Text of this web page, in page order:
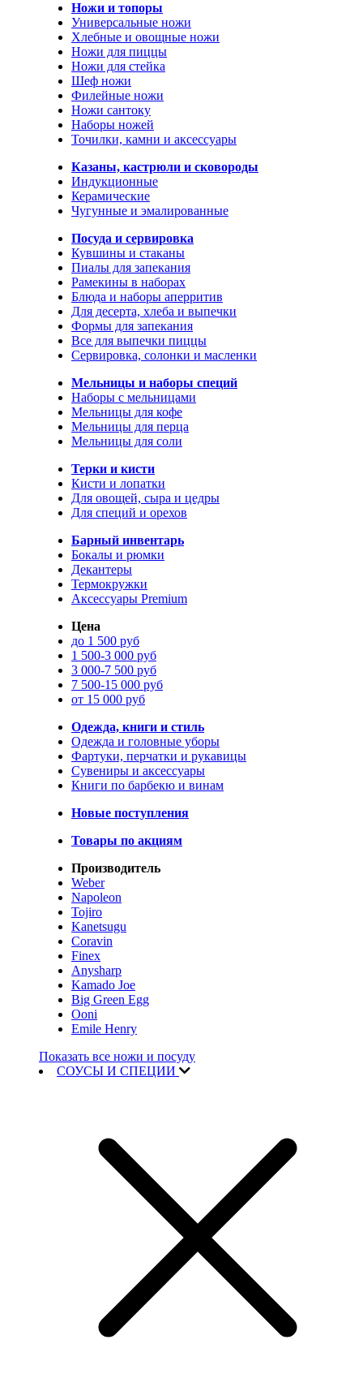
Ножи и топоры
Универсальные ножи
Хлебные и овощные ножи
Ножи для пиццы
Ножи для стейка
Шеф ножи
Филейные ножи
Ножи сантоку
Наборы ножей
Точилки, камни и аксессуары
Казаны, кастрюли и сковороды
Индукционные
Керамические
Чугунные и эмалированные
Посуда и сервировка
Кувшины и стаканы
Пиалы для запекания
Рамекины в наборах
Блюда и наборы аперритив
Для десерта, хлеба и выпечки
Формы для запекания
Все для выпечки пиццы
Сервировка, солонки и масленки
Мельницы и наборы специй
Наборы с мельницами
Мельницы для кофе
Мельницы для перца
Мельницы для соли
Терки и кисти
Кисти и лопатки
Для овощей, сыра и цедры
Для специй и орехов
Барный инвентарь
Бокалы и рюмки
Декантеры
Термокружки
Аксессуары Premium
Цена
до 1 500 руб
1 500-3 000 руб
3 000-7 500 руб
7 500-15 000 руб
от 15 000 руб
Одежда, книги и стиль
Одежда и головные уборы
Фартуки, перчатки и рукавицы
Сувениры и аксессуары
Книги по барбекю и винам
Новые поступления
Товары по акциям
Производитель
Weber
Napoleon
Tojiro
Kanetsugu
Coravin
Finex
Anysharp
Kamado Joe
Big Green Egg
Ooni
Emile Henry
Показать все ножи и посуду
СОУСЫ И СПЕЦИИ